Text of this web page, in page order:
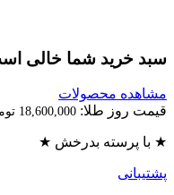
خرید شما خالی است
محصولات
روز طلا:18,600,000 تومان
با پرسته بدرخش ★